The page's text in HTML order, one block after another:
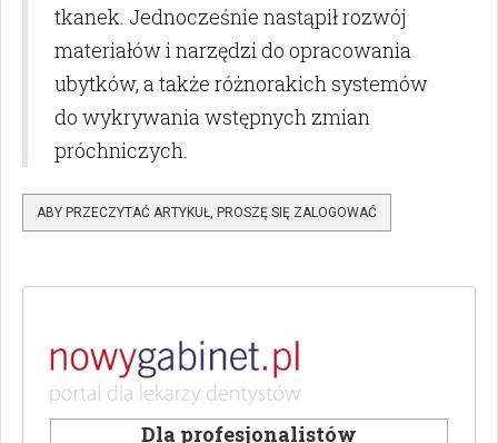
tkanek. Jednocześnie nastąpił rozwój
materiałów i narzędzi do opracowania
ubytków, a także różnorakich systemów
do wykrywania wstępnych zmian
próchniczych.
ABY PRZECZYTAĆ ARTYKUŁ, PROSZĘ SIĘ ZALOGOWAĆ
Dla profesjonalistów